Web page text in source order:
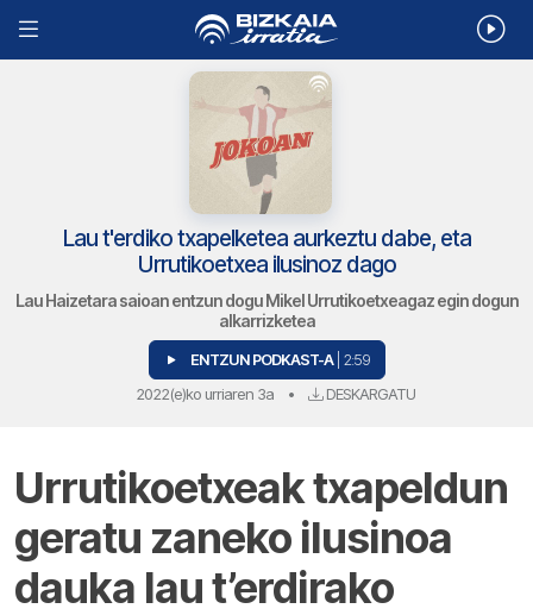
Lau t'erdiko txapelketea aurkeztu dabe, eta
Urrutikoetxea ilusinoz dago
Lau Haizetara saioan entzun dogu Mikel Urrutikoetxeagaz egin dogun
alkarrizketea
ENTZUN PODKAST-A | 2:59
2022(e)ko urriaren 3a • DESKARGATU
Urrutikoetxeak txapeldun
geratu zaneko ilusinoa
dauka lau t’erdirako